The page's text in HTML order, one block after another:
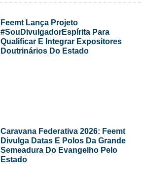
Feemt Lança Projeto
#SouDivulgadorEspírita Para
Qualificar E Integrar Expositores
Doutrinários Do Estado
Caravana Federativa 2026: Feemt
Divulga Datas E Polos Da Grande
Semeadura Do Evangelho Pelo
Estado